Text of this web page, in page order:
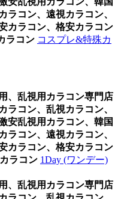
ラコン、遠視カラコン、
カラコン、格安カラコン
ラコン コスプレ&特殊カ
、乱視用カラコン専門店
ラコン、乱視カラコン、
安乱視用カラコン、韓国
ラコン、遠視カラコン、
カラコン、格安カラコン
ラコン 1Day (ワンデー)
、乱視用カラコン専門店